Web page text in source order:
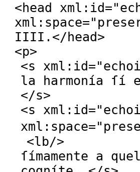
<head xml:id="
xml:space="
IIII.</ head>
<p>
<s xml:id="
la harmonía ſí
</s>
<s xml:id="
xml:space="
<lb/>
ſímamente a